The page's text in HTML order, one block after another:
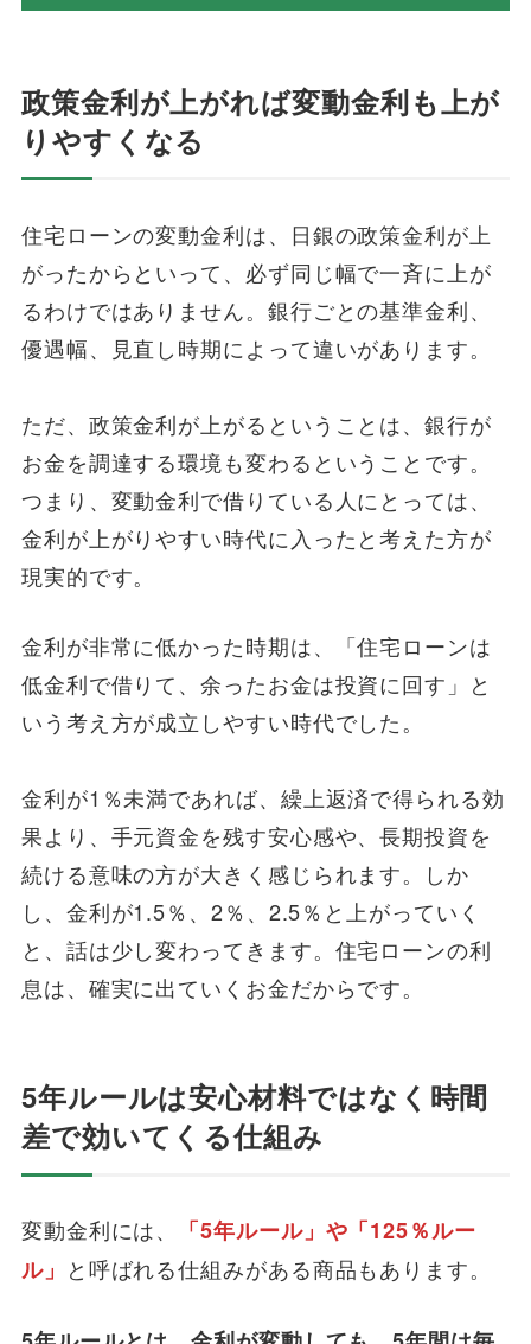
政策金利が上がれば変動金利も上が
りやすくなる
住宅ローンの変動金利は、日銀の政策金利が上
がったからといって、必ず同じ幅で一斉に上が
るわけではありません。銀行ごとの基準金利、
優遇幅、見直し時期によって違いがあります。
ただ、政策金利が上がるということは、銀行が
お金を調達する環境も変わるということです。
つまり、変動金利で借りている人にとっては、
金利が上がりやすい時代に入ったと考えた方が
現実的です。
金利が非常に低かった時期は、「住宅ローンは
低金利で借りて、余ったお金は投資に回す」と
いう考え方が成立しやすい時代でした。
金利が1％未満であれば、繰上返済で得られる効
果より、手元資金を残す安心感や、長期投資を
続ける意味の方が大きく感じられます。しか
し、金利が1.5％、2％、2.5％と上がっていく
と、話は少し変わってきます。住宅ローンの利
息は、確実に出ていくお金だからです。
5年ルールは安心材料ではなく時間
差で効いてくる仕組み
変動金利には、
「5年ルール」や「125％ルー
ル」 と呼ばれる仕組みがある商品もあります。